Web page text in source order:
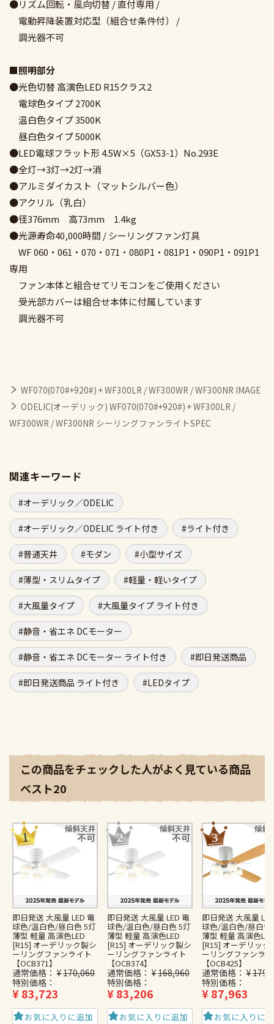
●リズム回転・風向切替 / 直付専用 /
電動昇降装置対応型（組合せ条件付） /
調光器不可
■照明部分
●光色切替 高演色LED R15クラス2
電球色タイプ 2700K
温白色タイプ 3500K
昼白色タイプ 5000K
●LED電球フラット形 4.5W×5（GX53-1）No.293E
●全灯→3灯→2灯→消
●アルミダイカスト（マットシルバー色）
●アクリル（乳白）
●径376mm 高73mm 1.4kg
●光源寿命40,000時間 / シーリングファン灯具
WF 060・061・070・071・080P1・081P1・090P1・091P1
専用
ファン本体と組合せてリモコンをご使用ください
受光部カバーは組合せ本体に付属しています
調光器不可
WF070(070#+920#) + WF300LR / WF300WR / WF300NR IMAGE
ODELIC(オーデリック) WF070(070#+920#) + WF300LR /
WF300WR / WF300NR シーリングファンライトSPEC
関連キーワード
オーデリック／ODELIC
オーデリック／ODELIC ライト付き ライト付き
普通天井 モダン 小型サイズ
薄型・スリムタイプ 軽量・軽いタイプ
大風量タイプ 大風量タイプ ライト付き
静音・省エネ DCモーター
静音・省エネ DCモーター ライト付き 即日発送商品
即日発送商品 ライト付き LEDタイプ
この商品をチェックした人がよく見ている商品
ベスト20
即日発送 大風量 LED 電
球色/温白色/昼白色 5灯
薄型 軽量 高演色LED
[R15] オーデリック製シ
ーリングファンライト
【OCB371】
通常価格 ¥170,060
特別価格
¥83,723
お気に入りに追加
即日発送 大風量 LED 電
球色/温白色/昼白色 5灯
薄型 軽量 高演色LED
[R15] オーデリック製シ
ーリングファンライト
【OCB374】
通常価格 ¥168,960
特別価格
¥83,206
お気に入りに追加
即日発送 大風量
球色/温白色/昼白色
薄型 軽量 高演色LED
[R15] オーデリック
ーリングファンラ
【OCB425】
通常価格 ¥
特別価格
¥87,963
お気に入りに